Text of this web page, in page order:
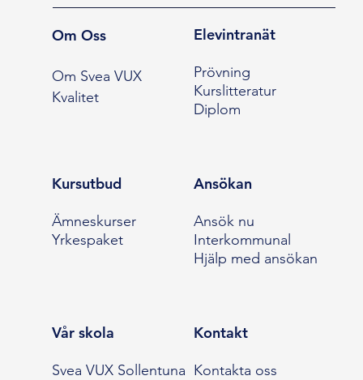
Om Oss
Om Svea VUX
Kvalitet
Elevintranät
Prövning
Kurslitteratur
Diplom
Kursutbud
Ämneskurser
Yrkespaket
Ansökan
Ansök nu
Interkommunal
Hjälp med ansökan
Vår skola
Svea VUX Sollentuna
Kontakt
Kontakta oss